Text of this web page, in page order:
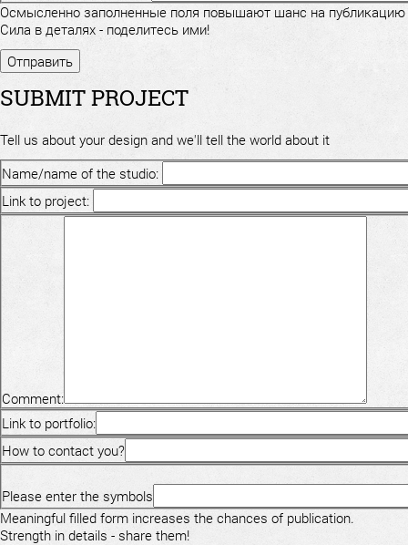
Осмысленно заполненные поля повышают шанс на публикацию
Сила в деталях - поделитесь ими!
SUBMIT PROJECT
Tell us about your design and we'll tell the world about it
Name/name of the studio:
Link to project:
Comment:
Link to portfolio:
How to contact you?
Please enter the symbols
Meaningful filled form increases the chances of publication.
Strength in details - share them!